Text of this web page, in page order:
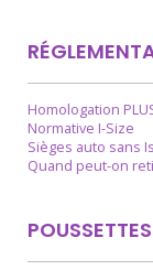
Homologation
Normative I-Size
Sièges auto sans
Quand peut-on
POUSSETTES